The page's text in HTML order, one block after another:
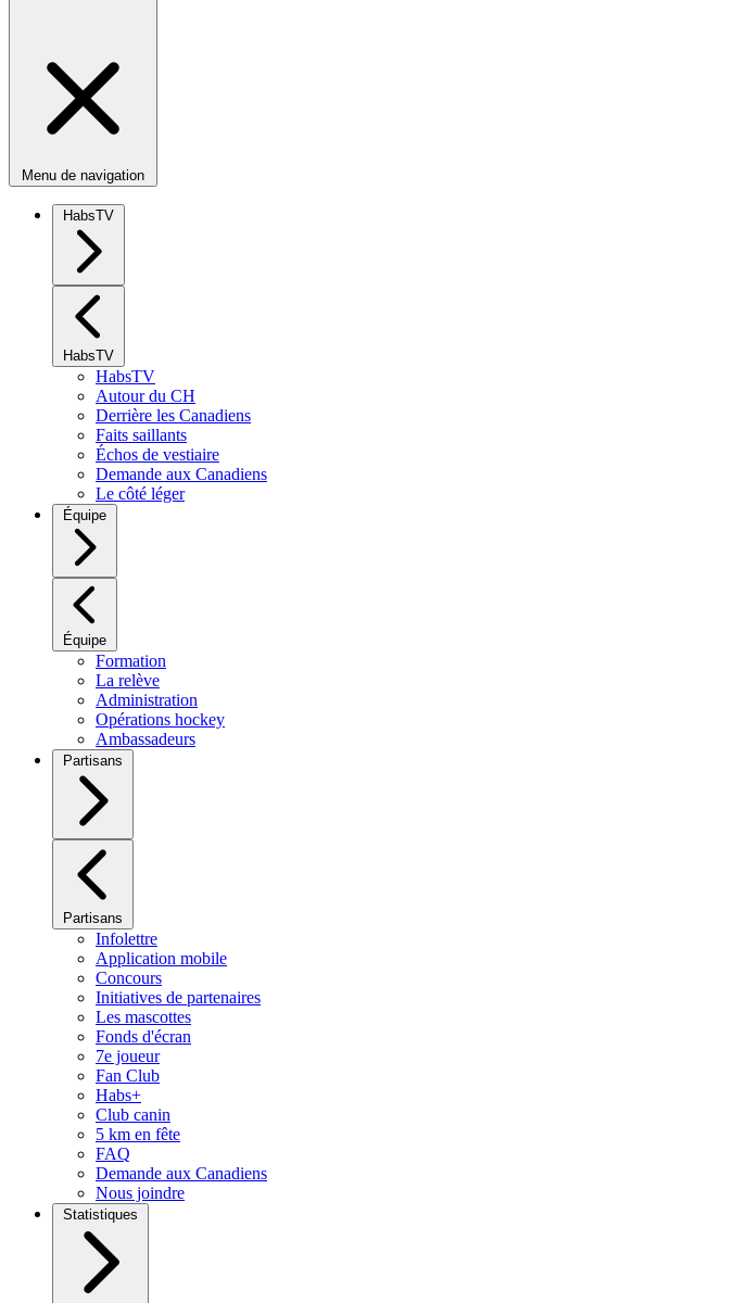
Menu de navigation
HabsTV
HabsTV
HabsTV
Autour du CH
Derrière les Canadiens
Faits saillants
Échos de vestiaire
Demande aux Canadiens
Le côté léger
Équipe
Équipe
Formation
La relève
Administration
Opérations hockey
Ambassadeurs
Partisans
Partisans
Infolettre
Application mobile
Concours
Initiatives de partenaires
Les mascottes
Fonds d'écran
7e joueur
Fan Club
Habs+
Club canin
5 km en fête
FAQ
Demande aux Canadiens
Nous joindre
Statistiques